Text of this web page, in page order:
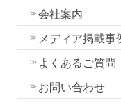
会社案内
メディア掲載事
よくあるご質問
お問い合わせ